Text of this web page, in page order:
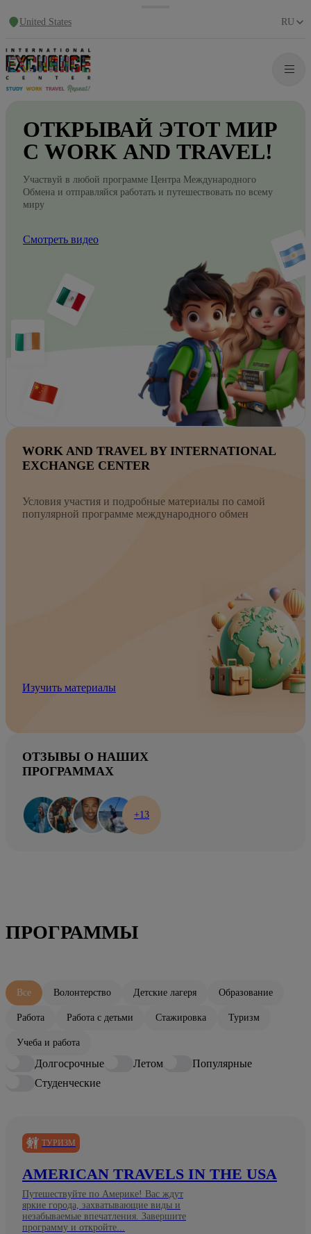
United States RU
ОТКРЫВАЙ ЭТОТ МИР
С WORK AND TRAVEL!
Участвуй в любой программе Центра Международного
Обмена и отправляйся работать и путешествовать по всему
миру
Смотреть видео
WORK AND TRAVEL BY INTERNATIONAL
EXCHANGE CENTER
Условия участия и подробные материалы по самой
популярной программе международного обмен
Изучить материалы
ОТЗЫВЫ О НАШИХ
ПРОГРАММАХ
+13
ПРОГРАММЫ
Все Волонтерство Детские лагеря Образование
Работа Работа с детьми Стажировка Туризм
Учеба и работа
Долгосрочные Летом
Популярные
Студенческие
ТУРИЗМ
AMERICAN TRAVELS IN THE USA
Путешествуйте по Америке! Вас ждут
яркие города, захватывающие виды и
незабываемые впечатления. Завершите
программу и откройте...